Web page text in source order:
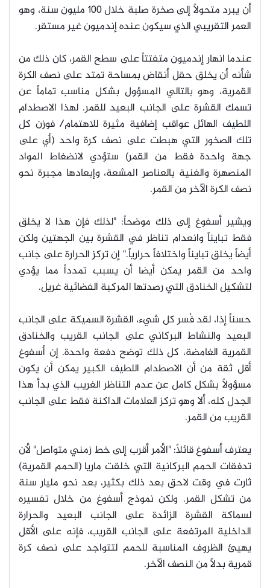
أن يبرد متحولاً إلى صخرة صلبة خلال 100 مليون سنة، وهو
العمر التقريبي الذي سيكون عنده إندميون غير مستقر.
عندما انهار إندميون متفتتاً على سطح القمر، كان ذلك من
شأنه أن يخلق حقل أنقاض بمساحة تمتد على نصف الكرة
القمرية، وهو بالتالي المسؤول بشكل مناسب تماماً عن
تسمك القشرة على الجانب البعيد للقمر. لهذا الاصطدام
اللطيف الهائل عواقب إضافية مثيرة للاهتمام/ فوزن كل
تلك الصخور التي هبطت على نصف كرة واحد (أي على
جهة واحدة فقط من القمر) ستؤدي لانضغاط المواد
المنصهرة والغنية بالعناصر المشعة، وإبعادها مجبرة نحو
نصف الكرة الآخر من القمر.
ويشير أسفوغ إلى ذلك موضحاً: "لذلك فإن هذا لا يخلق
فقط تبايناً وانعدام تناظر في القشرة بين الجهتين ولكن
أيضاً يخلق تبايناً واختلافاً حرارياً." إن تركز الحرارة على جانب
واحد من القمر يمكن أيضا أن يسبب تمدداً مما يؤدي
لتشكيل الخنادق التي رصدتها المركبة الفضائية غريل.
حسناً إذا، لقد فُسر كل شيء، القشرة السميكة على الجانب
البعيد والنشاط البركاني على الجانب القريب والخنادق
القمرية الغامضة، كل ذلك توضح دفعة واحدة. إن أسفوغ
أقل ثقة من أن الاصطدام اللطيف الكبير يمكن أن يكون
مسؤولاً بشكل كامل عن عدم التناظر الغريب الذي بدأ هذا
الجدل كله، ألا وهو تركز العلامات الداكنة فقط على الجانب
القريب من القمر.
يعترف أسفوغ قائلاً: "الأمر أقرب إلى خط زمني متواصل" لأن
تدفقات الحمم البركانية التي خلقت ماريا (الحمم القمرية)
ثارت في وقت لاحق بعد ذلك بكثير، بعد نحو مليار سنة
من تشكل القمر. ولكن نموذج أسفوغ من خلال تفسيره
لسماكة القشرة الزائدة على الجانب البعيد والحرارة
الداخلية المرتفعة على الجانب القريب، فإنه على الأقل
يهيئ الظروف المناسبة للحمم لتتواجد على نصف كرة
قمرية بدلاً من النصف الآخر.